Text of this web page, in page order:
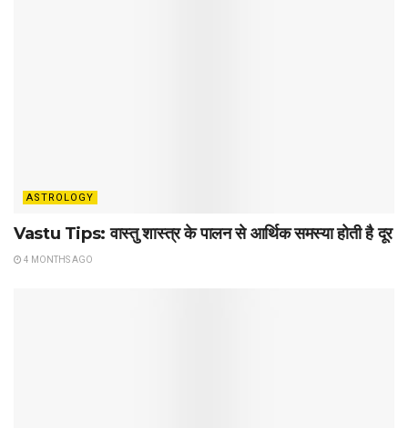
ASTROLOGY
Vastu Tips: वास्तु शास्त्र के पालन से आर्थिक समस्या होती है दूर
4 MONTHS AGO